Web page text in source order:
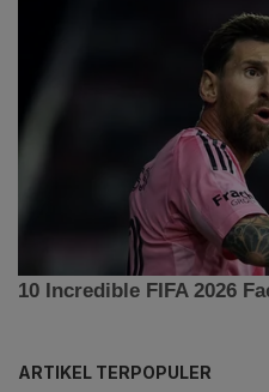
ARTIKEL TERPOPULER